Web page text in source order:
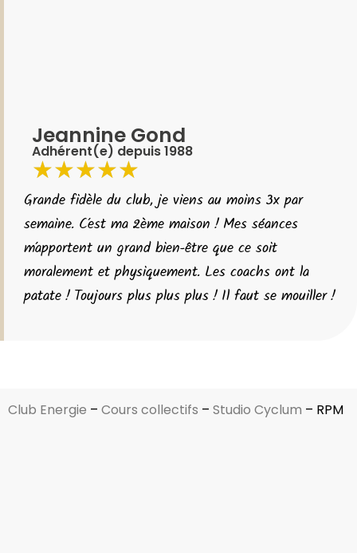
Jeannine Gond
Adhérent(e) depuis 1988
★★★★★
Grande fidèle du club, je viens au moins 3x par
semaine. C’est ma 2ème maison ! Mes séances
m’apportent un grand bien-être que ce soit
moralement et physiquement. Les coachs ont la
patate ! Toujours plus plus plus ! Il faut se mouiller !
Club Energie – Cours collectifs – Studio Cyclum – RPM​